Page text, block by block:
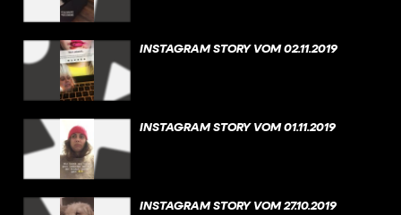
INSTAGRAM STORY VOM 02.11.2019
INSTAGRAM STORY VOM 01.11.2019
INSTAGRAM STORY VOM 27.10.2019